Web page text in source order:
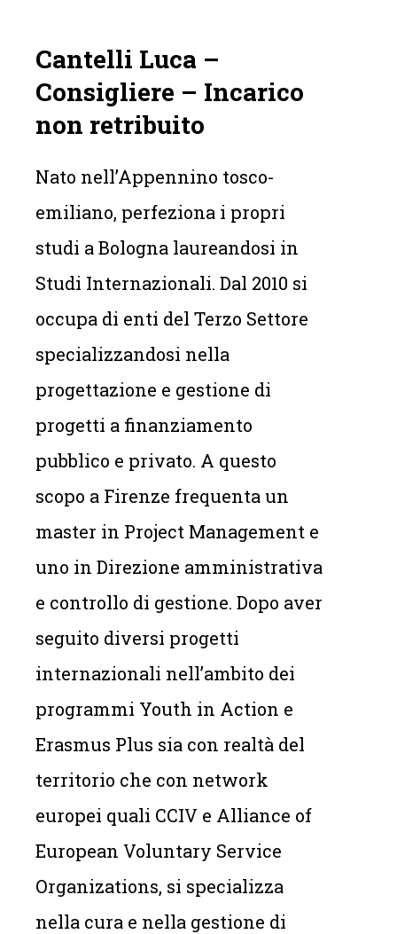
Cantelli Luca –
Consigliere – Incarico
non retribuito
Nato nell’Appennino tosco-
emiliano, perfeziona i propri
studi a Bologna laureandosi in
Studi Internazionali. Dal 2010 si
occupa di enti del Terzo Settore
specializzandosi nella
progettazione e gestione di
progetti a finanziamento
pubblico e privato. A questo
scopo a Firenze frequenta un
master in Project Management e
uno in Direzione amministrativa
e controllo di gestione. Dopo aver
seguito diversi progetti
internazionali nell’ambito dei
programmi Youth in Action e
Erasmus Plus sia con realtà del
territorio che con network
europei quali CCIV e Alliance of
European Voluntary Service
Organizations, si specializza
nella cura e nella gestione di